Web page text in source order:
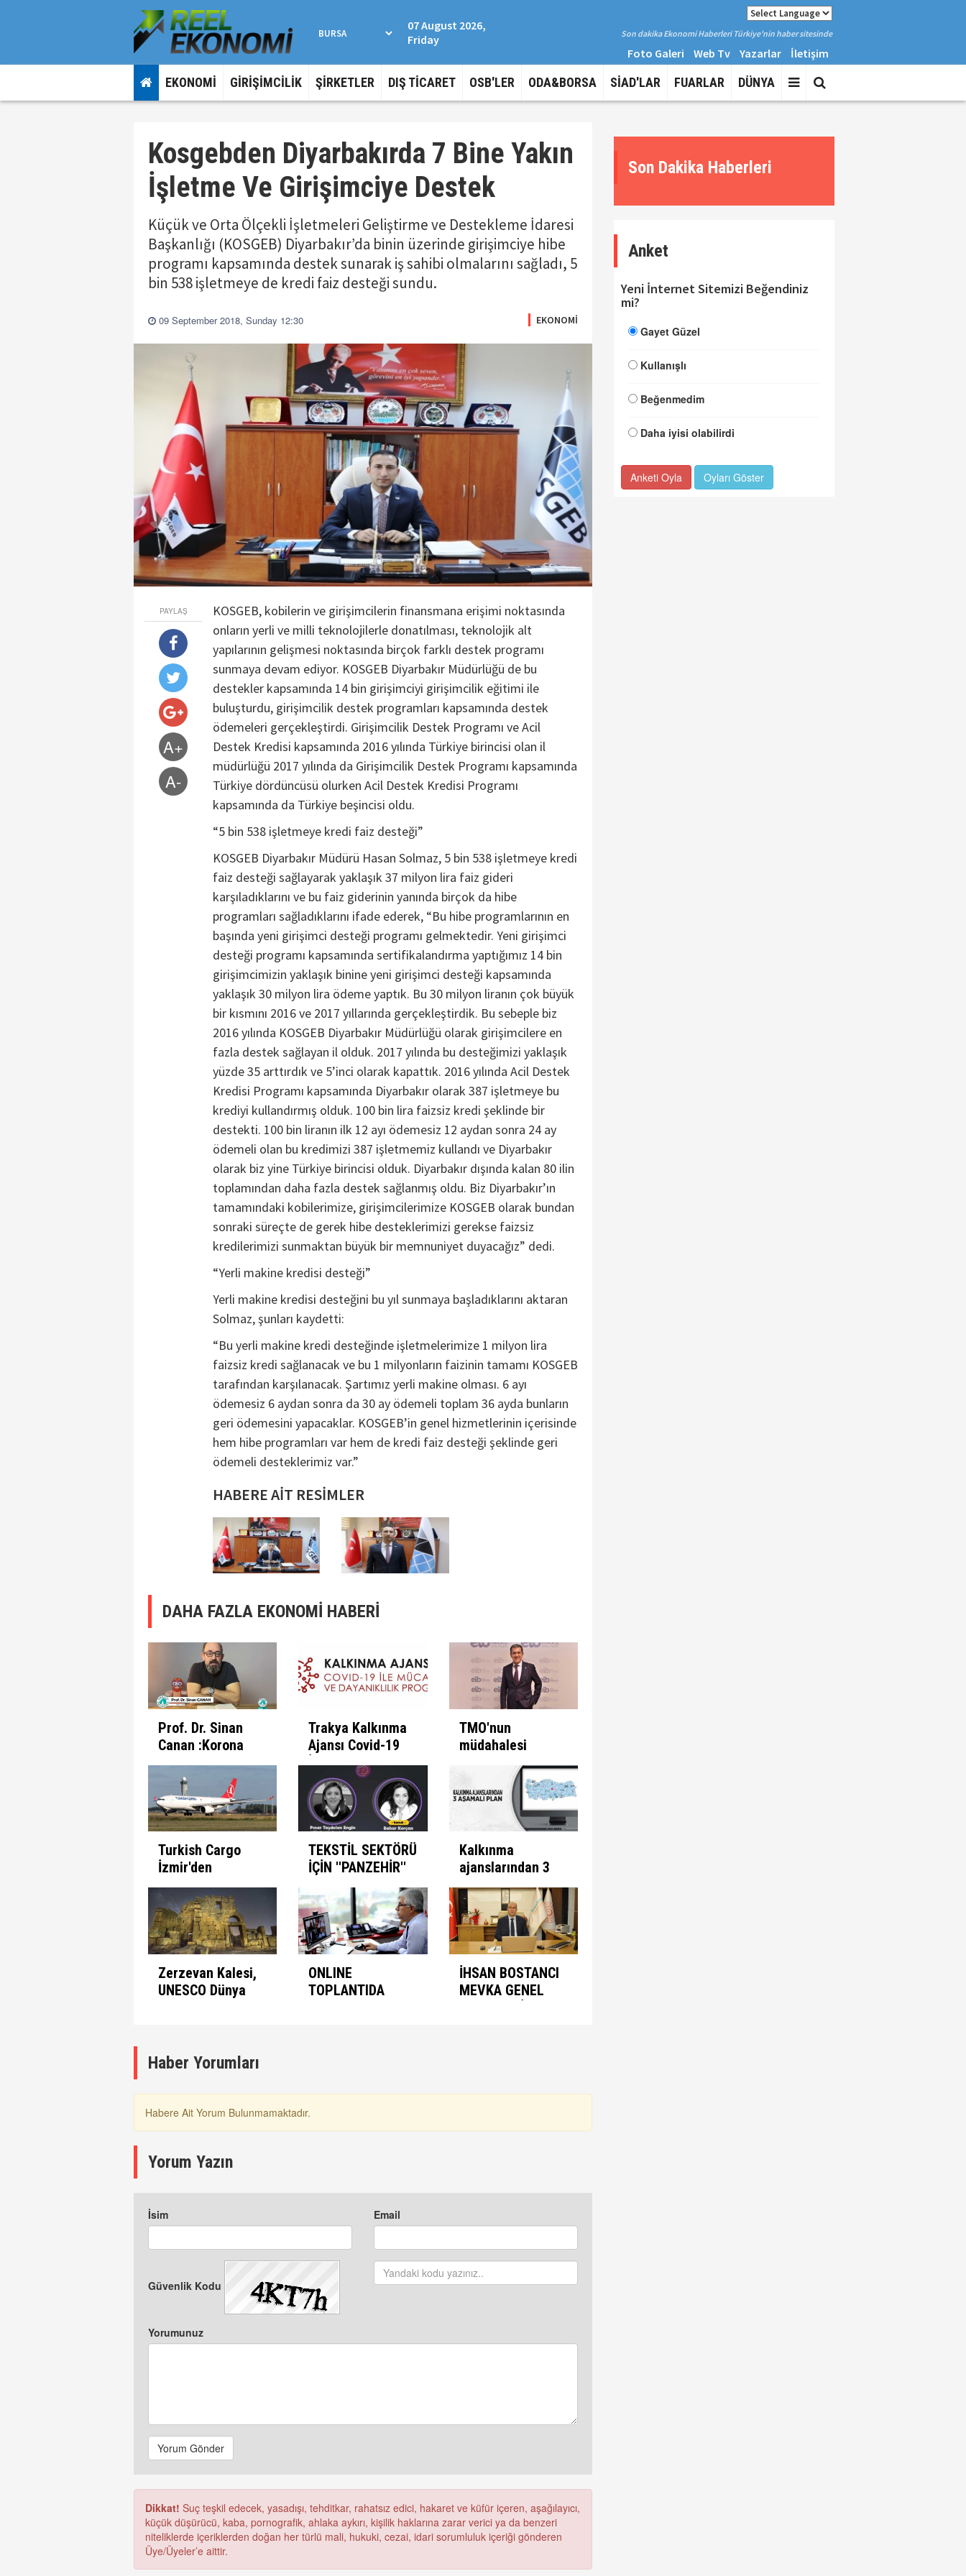
07 August 2026,
Friday
Son dakika Ekonomi Haberleri Türkiye'nin haber sitesinde
Foto Galeri Web Tv Yazarlar İletişim
EKONOMİ GİRİŞİMCİLİK ŞİRKETLER DIŞ TİCARET OSB'LER ODA&BORSA SİAD'LAR FUARLAR DÜNYA
Kosgebden Diyarbakırda 7 Bine Yakın
İşletme Ve Girişimciye Destek
Küçük ve Orta Ölçekli İşletmeleri Geliştirme ve Destekleme İdaresi
Başkanlığı (KOSGEB) Diyarbakır’da binin üzerinde girişimciye hibe
programı kapsamında destek sunarak iş sahibi olmalarını sağladı, 5
bin 538 işletmeye de kredi faiz desteği sundu.
09 September 2018, Sunday 12:30 EKONOMİ
PAYLAŞ
A+
A-
KOSGEB, kobilerin ve girişimcilerin finansmana erişimi noktasında
onların yerli ve milli teknolojilerle donatılması, teknolojik alt
yapılarının gelişmesi noktasında birçok farklı destek programı
sunmaya devam ediyor. KOSGEB Diyarbakır Müdürlüğü de bu
destekler kapsamında 14 bin girişimciyi girişimcilik eğitimi ile
buluşturdu, girişimcilik destek programları kapsamında destek
ödemeleri gerçekleştirdi. Girişimcilik Destek Programı ve Acil
Destek Kredisi kapsamında 2016 yılında Türkiye birincisi olan il
müdürlüğü 2017 yılında da Girişimcilik Destek Programı kapsamında
Türkiye dördüncüsü olurken Acil Destek Kredisi Programı
kapsamında da Türkiye beşincisi oldu.
“5 bin 538 işletmeye kredi faiz desteği”
KOSGEB Diyarbakır Müdürü Hasan Solmaz, 5 bin 538 işletmeye kredi
faiz desteği sağlayarak yaklaşık 37 milyon lira faiz gideri
karşıladıklarını ve bu faiz giderinin yanında birçok da hibe
programları sağladıklarını ifade ederek, “Bu hibe programlarının en
başında yeni girişimci desteği programı gelmektedir. Yeni girişimci
desteği programı kapsamında sertifikalandırma yaptığımız 14 bin
girişimcimizin yaklaşık binine yeni girişimci desteği kapsamında
yaklaşık 30 milyon lira ödeme yaptık. Bu 30 milyon liranın çok büyük
bir kısmını 2016 ve 2017 yıllarında gerçekleştirdik. Bu sebeple biz
2016 yılında KOSGEB Diyarbakır Müdürlüğü olarak girişimcilere en
fazla destek sağlayan il olduk. 2017 yılında bu desteğimizi yaklaşık
yüzde 35 arttırdık ve 5’inci olarak kapattık. 2016 yılında Acil Destek
Kredisi Programı kapsamında Diyarbakır olarak 387 işletmeye bu
krediyi kullandırmış olduk. 100 bin lira faizsiz kredi şeklinde bir
destekti. 100 bin liranın ilk 12 ayı ödemesiz 12 aydan sonra 24 ay
ödemeli olan bu kredimizi 387 işletmemiz kullandı ve Diyarbakır
olarak biz yine Türkiye birincisi olduk. Diyarbakır dışında kalan 80 ilin
toplamından daha fazla destek sağlanmış oldu. Biz Diyarbakır’ın
tamamındaki kobilerimize, girişimcilerimize KOSGEB olarak bundan
sonraki süreçte de gerek hibe desteklerimizi gerekse faizsiz
kredilerimizi sunmaktan büyük bir memnuniyet duyacağız” dedi.
“Yerli makine kredisi desteği”
Yerli makine kredisi desteğini bu yıl sunmaya başladıklarını aktaran
Solmaz, şunları kaydetti:
“Bu yerli makine kredi desteğinde işletmelerimize 1 milyon lira
faizsiz kredi sağlanacak ve bu 1 milyonların faizinin tamamı KOSGEB
tarafından karşılanacak. Şartımız yerli makine olması. 6 ayı
ödemesiz 6 aydan sonra da 30 ay ödemeli toplam 36 ayda bunların
geri ödemesini yapacaklar. KOSGEB’in genel hizmetlerinin içerisinde
hem hibe programları var hem de kredi faiz desteği şeklinde geri
ödemeli desteklerimiz var.”
HABERE AİT RESİMLER
DAHA FAZLA EKONOMİ HABERİ
Prof. Dr. Sinan
Canan :Korona
Günlerinde
İnsanın Fabrika
Ayarları
Trakya Kalkınma
Ajansı Covid-19
İle Mücadele
Programını İlan
Etti
TMO'nun
müdahalesi
kazandırıyor
Turkish Cargo
İzmir'den
seferlerine
başlıyor
TEKSTİL SEKTÖRÜ
İÇİN ''PANZEHİR''
BULUNDU
Kalkınma
ajanslarından 3
aşamalı plan
Zerzevan Kalesi,
UNESCO Dünya
ONLINE
TOPLANTIDA
İHSAN BOSTANCI
MEVKA GENEL
Haber Yorumları
Habere Ait Yorum Bulunmamaktadır.
Yorum Yazın
İsim Email
Güvenlik Kodu
Yorumunuz
Yorum Gönder
Dikkat! Suç teşkil edecek, yasadışı, tehditkar, rahatsız edici, hakaret ve küfür içeren, aşağılayıcı,
küçük düşürücü, kaba, pornografik, ahlaka aykırı, kişilik haklarına zarar verici ya da benzeri
niteliklerde içeriklerden doğan her türlü mali, hukuki, cezai, idari sorumluluk içeriği gönderen
Üye/Üyeler’e aittir.
Son Dakika Haberleri
Anket
Yeni İnternet Sitemizi Beğendiniz
mi?
Gayet Güzel
Kullanışlı
Beğenmedim
Daha iyisi olabilirdi
Anketi Oyla Oyları Göster